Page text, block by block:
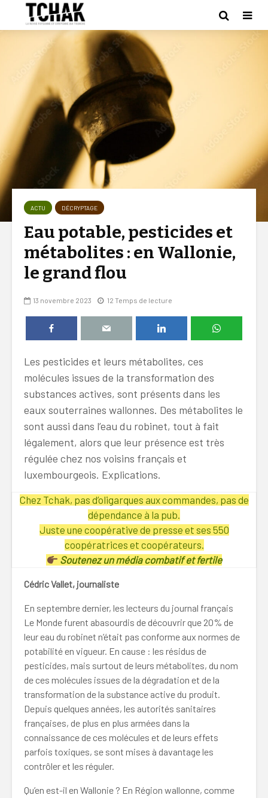
ACTU DÉCRYPTAGE
Eau potable, pesticides et
métabolites : en Wallonie,
le grand flou
13 novembre 2023 12 Temps de lecture
Les pesticides et leurs métabolites, ces
molécules issues de la transformation des
substances actives, sont présents dans les
eaux souterraines wallonnes. Des métabolites le
sont aussi dans l’eau du robinet, tout à fait
légalement, alors que leur présence est très
régulée chez nos voisins français et
luxembourgeois. Explications.
Chez Tchak, pas d’oligarques aux commandes, pas de
dépendance à la pub.
Juste une coopérative de presse et ses 550
coopératrices et coopérateurs.
Soutenez un média combatif et fertile
Cédric Vallet, journaliste
En septembre dernier, les lecteurs du journal français
Le Monde furent abasourdis de découvrir que 20% de
leur eau du robinet n’était pas conforme aux normes de
potabilité en vigueur. En cause : les résidus de
pesticides, mais surtout de leurs métabolites, du nom
de ces molécules issues de la dégradation et de la
transformation de la substance active du produit.
Depuis quelques années, les autorités sanitaires
françaises, de plus en plus armées dans la
connaissance de ces molécules et de leurs effets
parfois toxiques, se sont mises à davantage les
contrôler et les réguler.
Qu’en est-il en Wallonie ? En Région wallonne, comme